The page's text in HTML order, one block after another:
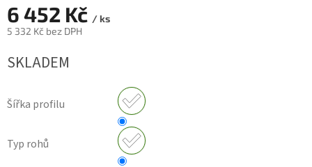
6 452 Kč / ks
5 332 Kč bez DPH
cena:
SKLADEM
Šířka profilu
Typ rohů